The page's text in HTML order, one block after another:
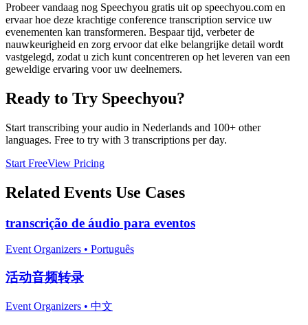
Probeer vandaag nog Speechyou gratis uit op speechyou.com en
ervaar hoe deze krachtige conference transcription service uw
evenementen kan transformeren. Bespaar tijd, verbeter de
nauwkeurigheid en zorg ervoor dat elke belangrijke detail wordt
vastgelegd, zodat u zich kunt concentreren op het leveren van een
geweldige ervaring voor uw deelnemers.
Ready to Try Speechyou?
Start transcribing your audio in Nederlands and 100+ other
languages. Free to try with 3 transcriptions per day.
Start FreeView Pricing
Related Events Use Cases
transcrição de áudio para eventos
Event Organizers • Português
活动音频转录
Event Organizers • 中文